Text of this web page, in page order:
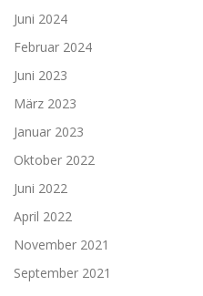
Juni 2024
Februar 2024
Juni 2023
März 2023
Januar 2023
Oktober 2022
Juni 2022
April 2022
November 2021
September 2021